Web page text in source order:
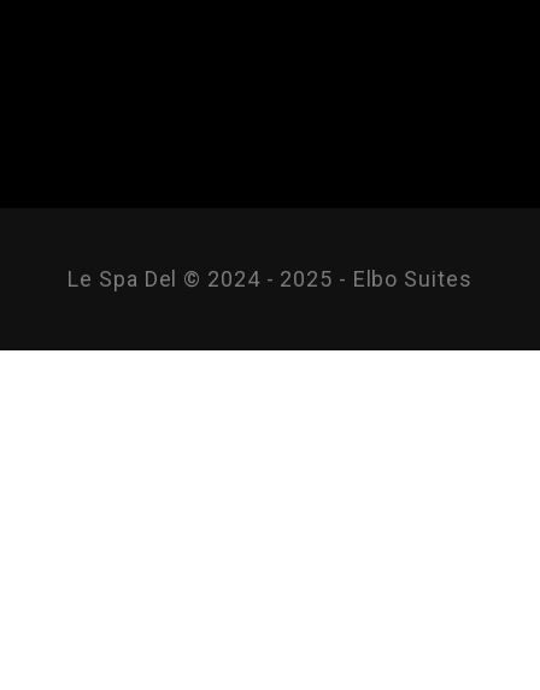
Le Spa Del © 2024 - 2025 - Elbo Suites